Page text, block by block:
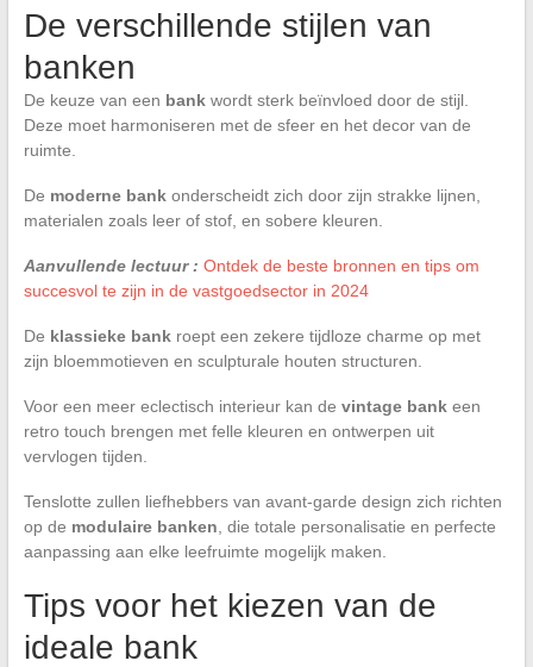
De verschillende stijlen van
banken
De keuze van een bankwordt sterk beïnvloed door de stijl.
Deze moet harmoniseren met de sfeer en het decor van de
ruimte.
De moderne bankonderscheidt zich door zijn strakke lijnen,
materialen zoals leer of stof, en sobere kleuren.
Aanvullende lectuur : Ontdek de beste bronnen en tips om
succesvol te zijn in de vastgoedsector in 2024
De klassieke bankroept een zekere tijdloze charme op met
zijn bloemmotieven en sculpturale houten structuren.
Voor een meer eclectisch interieur kan de vintage bankeen
retro touch brengen met felle kleuren en ontwerpen uit
vervlogen tijden.
Tenslotte zullen liefhebbers van avant-garde design zich richten
op de modulaire banken , die totale personalisatie en perfecte
aanpassing aan elke leefruimte mogelijk maken.
Tips voor het kiezen van de
ideale bank